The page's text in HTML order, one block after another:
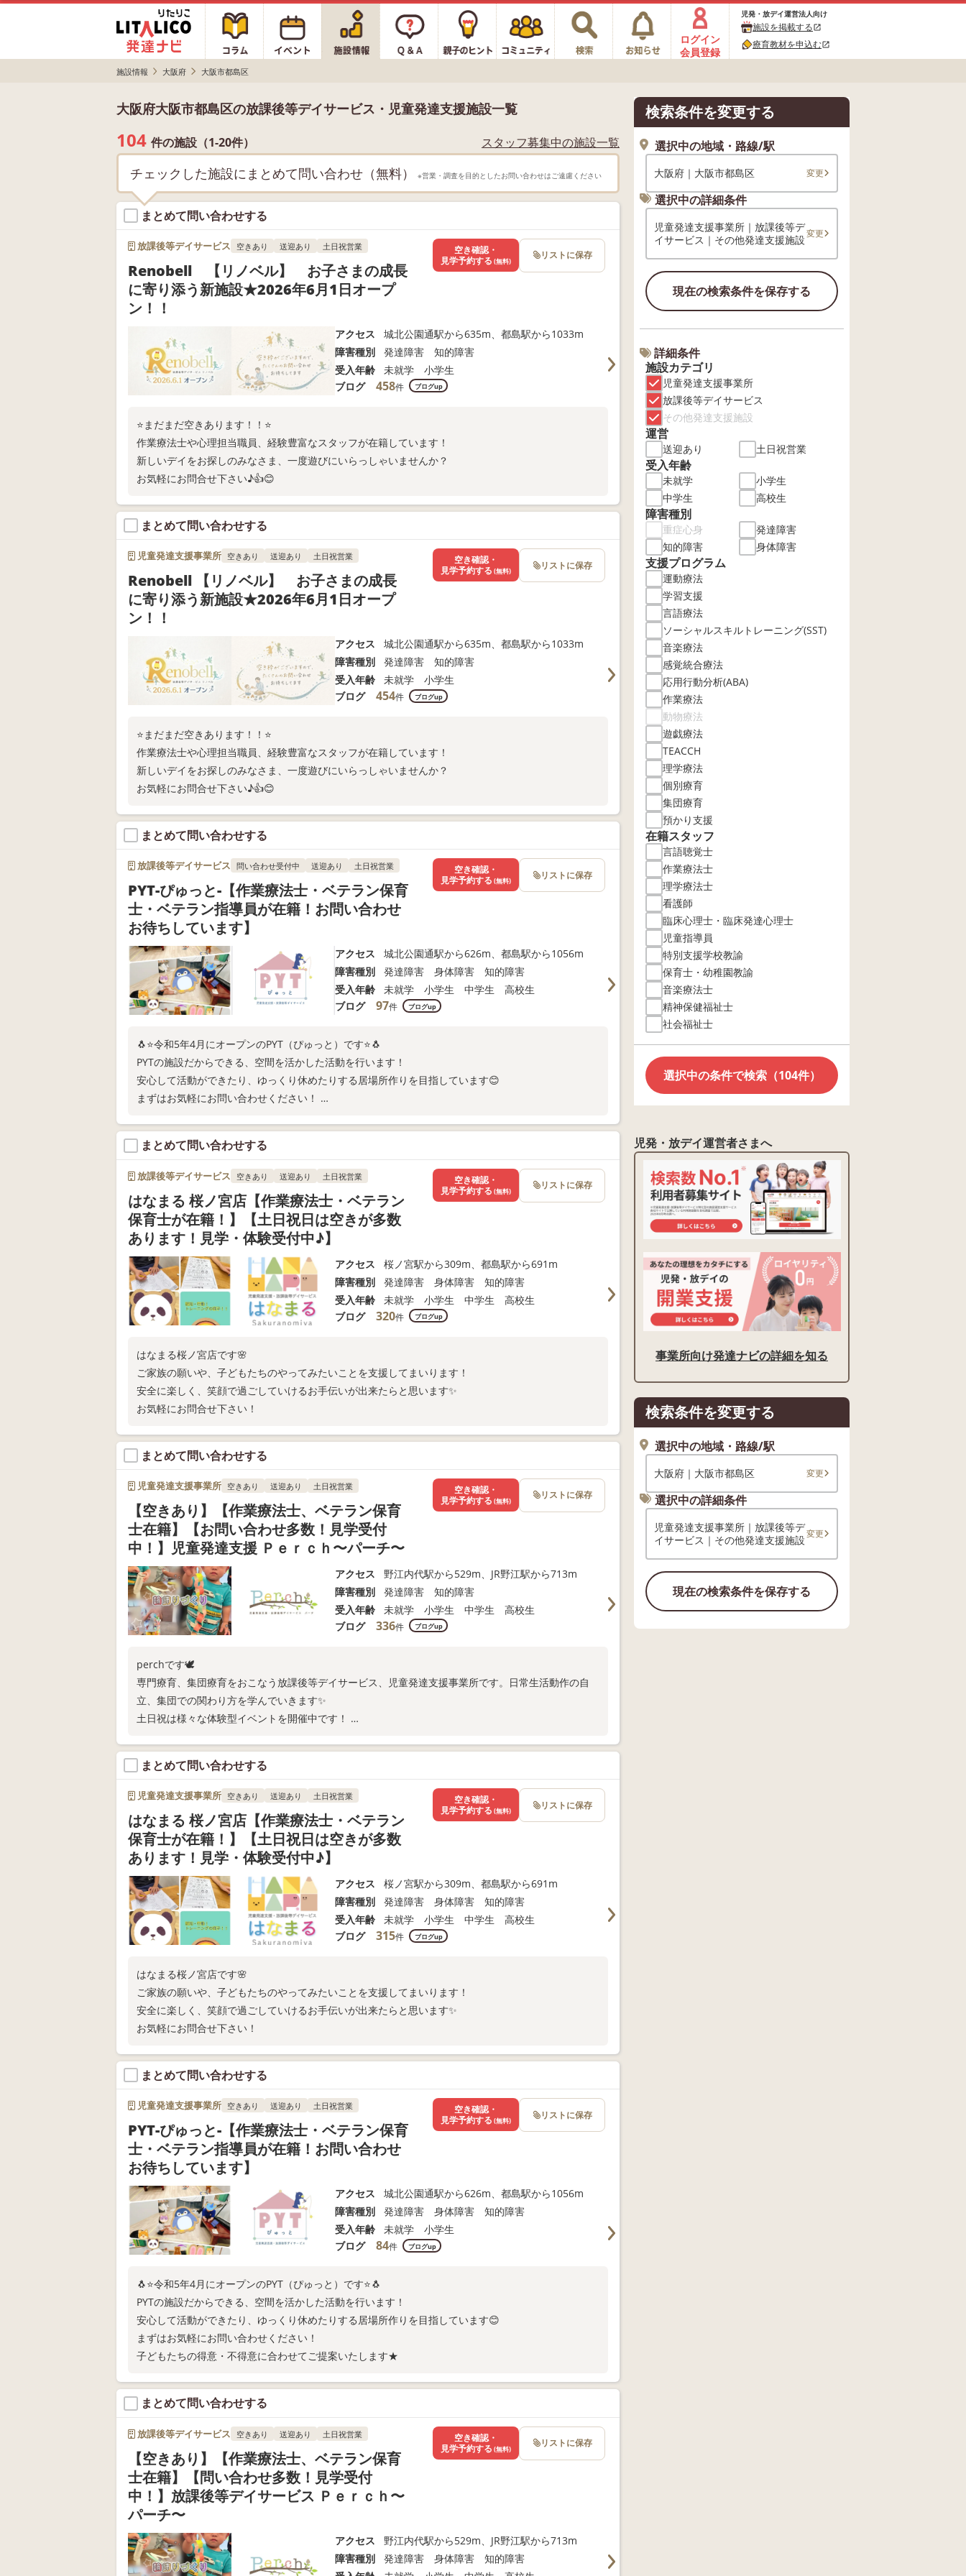
ログイン
会員登録
児発・放デイ運営法人向け
施設を掲載するopen_in_new
療育教材を申込むopen_in_new
施設情報 大阪府 大阪市都島区
大阪府大阪市都島区の放課後等デイサービス・児童発達支援施設一覧
104 件の施設（1-20件） スタッフ募集中の施設一覧
チェックした施設にまとめて問い合わせ（無料） ※営業・調査を目的としたお問い合わせはご遠慮ください
まとめて問い合わせする
放課後等デイサービス 空きあり 送迎あり 土日祝営業
Renobell 【リノベル】 お子さまの成長
に寄り添う新施設★2026年6月1日オープ
ン！！
アクセス
城北公園通駅から635m、都島駅から1033m
障害種別
発達障害 知的障害
受入年齢
未就学 小学生
ブログ
458件 ブログup
⭐まだまだ空きあります！！⭐
作業療法士や心理担当職員、経験豊富なスタッフが在籍しています！
新しいデイをお探しのみなさま、一度遊びにいらっしゃいませんか？
お気軽にお問合せ下さい♪👍😊
空き確認・
見学予約する (無料) リストに保存
まとめて問い合わせする
児童発達支援事業所 空きあり 送迎あり 土日祝営業
Renobell 【リノベル】 お子さまの成長
に寄り添う新施設★2026年6月1日オープ
ン！！
アクセス
城北公園通駅から635m、都島駅から1033m
障害種別
発達障害 知的障害
受入年齢
未就学 小学生
ブログ
454件 ブログup
⭐まだまだ空きあります！！⭐
作業療法士や心理担当職員、経験豊富なスタッフが在籍しています！
新しいデイをお探しのみなさま、一度遊びにいらっしゃいませんか？
お気軽にお問合せ下さい♪👍😊
空き確認・
見学予約する (無料) リストに保存
まとめて問い合わせする
放課後等デイサービス 問い合わせ受付中 送迎あり 土日祝営業
PYT-ぴゅっと-【作業療法士・ベテラン保育
士・ベテラン指導員が在籍！お問い合わせ
お待ちしています】
アクセス
城北公園通駅から626m、都島駅から1056m
障害種別
発達障害 身体障害 知的障害
受入年齢
未就学 小学生 中学生 高校生
ブログ
97件 ブログup
🐧⭐️令和5年4月にオープンのPYT（ぴゅっと）です⭐️🐧
PYTの施設だからできる、空間を活かした活動を行います！
安心して活動ができたり、ゆっくり休めたりする居場所作りを目指しています😊
まずはお気軽にお問い合わせください！
空き確認・
見学予約する (無料) リストに保存
まとめて問い合わせする
放課後等デイサービス 空きあり 送迎あり 土日祝営業
はなまる 桜ノ宮店【作業療法士・ベテラン
保育士が在籍！】【土日祝日は空きが多数
あります！見学・体験受付中♪】
アクセス
桜ノ宮駅から309m、都島駅から691m
障害種別
発達障害 身体障害 知的障害
受入年齢
未就学 小学生 中学生 高校生
ブログ
320件 ブログup
はなまる桜ノ宮店です🌸
ご家族の願いや、子どもたちのやってみたいことを支援してまいります！
安全に楽しく、笑顔で過ごしていけるお手伝いが出来たらと思います✨
お気軽にお問合せ下さい！
空き確認・
見学予約する (無料) リストに保存
まとめて問い合わせする
児童発達支援事業所 空きあり 送迎あり 土日祝営業
【空きあり】【作業療法士、ベテラン保育
士在籍】【お問い合わせ多数！見学受付
中！】児童発達支援 Ｐｅｒｃｈ〜パーチ〜
アクセス
野江内代駅から529m、JR野江駅から713m
障害種別
発達障害 知的障害
受入年齢
未就学 小学生 中学生 高校生
ブログ
336件 ブログup
perchです🕊️
専門療育、集団療育をおこなう放課後等デイサービス、児童発達支援事業所です。日常生活動作の自
立、集団での関わり方を学んでいきます✨
土日祝は様々な体験型イベントを開催中です！
ぜひ一度見学にお越しください😊
空き確認・
見学予約する (無料) リストに保存
まとめて問い合わせする
児童発達支援事業所 空きあり 送迎あり 土日祝営業
はなまる 桜ノ宮店【作業療法士・ベテラン
保育士が在籍！】【土日祝日は空きが多数
あります！見学・体験受付中♪】
アクセス
桜ノ宮駅から309m、都島駅から691m
障害種別
発達障害 身体障害 知的障害
受入年齢
未就学 小学生 中学生 高校生
ブログ
315件 ブログup
はなまる桜ノ宮店です🌸
ご家族の願いや、子どもたちのやってみたいことを支援してまいります！
安全に楽しく、笑顔で過ごしていけるお手伝いが出来たらと思います✨
お気軽にお問合せ下さい！
空き確認・
見学予約する (無料) リストに保存
まとめて問い合わせする
児童発達支援事業所 空きあり 送迎あり 土日祝営業
PYT-ぴゅっと-【作業療法士・ベテラン保育
士・ベテラン指導員が在籍！お問い合わせ
お待ちしています】
アクセス
城北公園通駅から626m、都島駅から1056m
障害種別
発達障害 身体障害 知的障害
受入年齢
未就学 小学生
ブログ
84件 ブログup
🐧⭐️令和5年4月にオープンのPYT（ぴゅっと）です⭐️🐧
PYTの施設だからできる、空間を活かした活動を行います！
安心して活動ができたり、ゆっくり休めたりする居場所作りを目指しています😊
まずはお気軽にお問い合わせください！
子どもたちの得意・不得意に合わせてご提案いたします★
空き確認・
見学予約する (無料) リストに保存
まとめて問い合わせする
放課後等デイサービス 空きあり 送迎あり 土日祝営業
【空きあり】【作業療法士、ベテラン保育
士在籍】【問い合わせ多数！見学受付
中！】放課後等デイサービス Ｐｅｒｃｈ〜
パーチ〜
アクセス
野江内代駅から529m、JR野江駅から713m
障害種別
発達障害 身体障害 知的障害
空き確認・
見学予約する (無料) リストに保存
検索条件を変更する
選択中の地域・路線/駅
大阪府｜大阪市都島区 変更
選択中の詳細条件
児童発達支援事業所｜放課後等デ
イサービス｜その他発達支援施設変更
現在の検索条件を保存する
詳細条件
施設カテゴリ
児童発達支援事業所
放課後等デイサービス
その他発達支援施設
運営
送迎あり 土日祝営業
受入年齢
未就学
小学生
中学生
高校生
障害種別
重症心身
発達障害
知的障害
身体障害
支援プログラム
運動療法
学習支援
言語療法
ソーシャルスキルトレーニング(SST)
音楽療法
感覚統合療法
応用行動分析(ABA)
作業療法
動物療法
遊戯療法
TEACCH
理学療法
個別療育
集団療育
預かり支援
在籍スタッフ
言語聴覚士
作業療法士
理学療法士
看護師
臨床心理士・臨床発達心理士
児童指導員
特別支援学校教諭
保育士・幼稚園教諭
音楽療法士
精神保健福祉士
社会福祉士
選択中の条件で検索（104件）
児発・放デイ運営者さまへ
事業所向け発達ナビの詳細を知る
検索条件を変更する
選択中の地域・路線/駅
大阪府｜大阪市都島区 変更
選択中の詳細条件
児童発達支援事業所｜放課後等デ
イサービス｜その他発達支援施設変更
現在の検索条件を保存する